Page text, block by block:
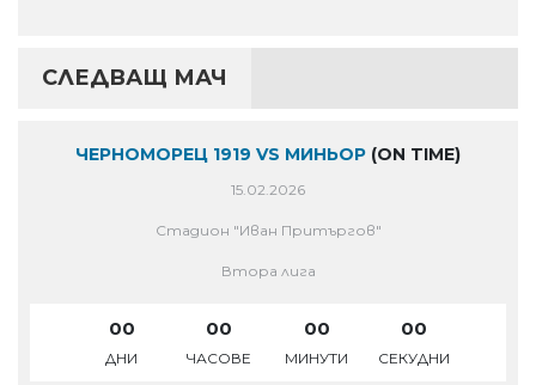
СЛЕДВАЩ МАЧ
ЧЕРНОМОРЕЦ 1919 VS МИНЬОР (ON TIME)
15.02.2026
Стадион "Иван Притъргов"
Втора лига
00
ДНИ
00
ЧАСОВЕ
00
МИНУТИ
00
СЕКУДНИ